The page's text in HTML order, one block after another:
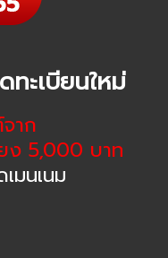
ะเบียนใหม่
าก
ง 5,000 บาท
มนเนม